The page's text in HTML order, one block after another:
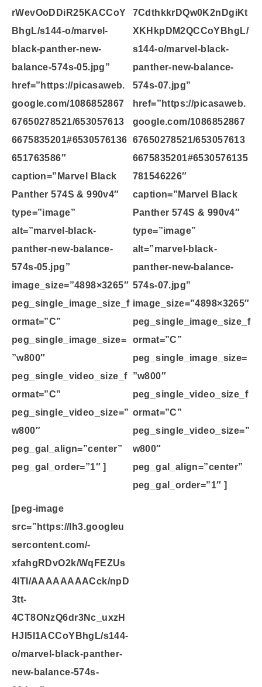
rWevOoDDiR25KACCoY
BhgL/s144-o/marvel-
black-panther-new-
balance-574s-05.jpg”
href=”https://picasaweb.
google.com/1086852867
67650278521/653057613
6675835201#6530576136
651763586″
caption=”Marvel Black
Panther 574S & 990v4″
type=”image”
alt=”marvel-black-
panther-new-balance-
574s-05.jpg”
image_size=”4898×3265″
peg_single_image_size_f
ormat=”C”
peg_single_image_size=
”w800″
peg_single_video_size_f
ormat=”C”
peg_single_video_size=”
w800″
peg_gal_align=”center”
peg_gal_order=”1″ ]
7CdthkkrDQw0K2nDgiKt
XKHkpDM2QCCoYBhgL/
s144-o/marvel-black-
panther-new-balance-
574s-07.jpg”
href=”https://picasaweb.
google.com/1086852867
67650278521/653057613
6675835201#6530576135
781546226″
caption=”Marvel Black
Panther 574S & 990v4″
type=”image”
alt=”marvel-black-
panther-new-balance-
574s-07.jpg”
image_size=”4898×3265″
peg_single_image_size_f
ormat=”C”
peg_single_image_size=
”w800″
peg_single_video_size_f
ormat=”C”
peg_single_video_size=”
w800″
peg_gal_align=”center”
peg_gal_order=”1″ ]
[peg-image
src=”https://lh3.googleu
sercontent.com/-
xfahgRDvO2k/WqFEZUs
4ITI/AAAAAAAACck/npD
3tt-
4CT8ONzQ6dr3Nc_uxzH
HJl5l1ACCoYBhgL/s144-
o/marvel-black-panther-
new-balance-574s-